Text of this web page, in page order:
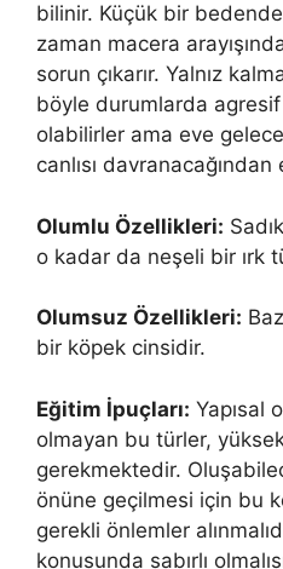
bilinir. Küçük bir
zaman macera
sorun çıkarır. Yalnız
böyle durumlarda agresif
olabilirler ama eve
canlısı
Olumlu Özellikleri:
o kadar da neşeli bir ırk
Olumsuz Özellikleri:
bir köpek cinsidir.
Eğitim İpuçları: Yapısal
olmayan bu türler,
gerekmektedir.
önüne geçilmesi için bu
gerekli önlemler
konusunda sabırlı